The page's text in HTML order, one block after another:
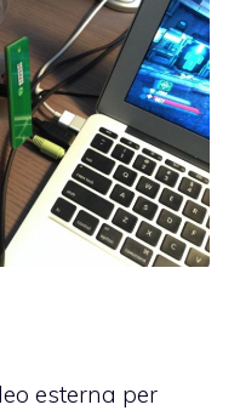
esterna per